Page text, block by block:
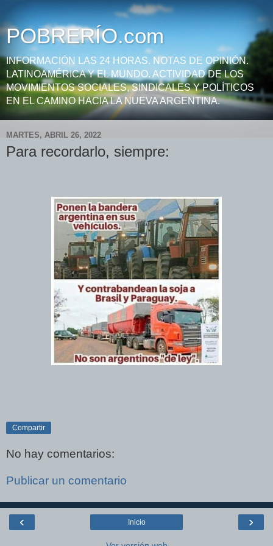
POBRERÍO.com
INFORMACIÓN LAS 24 HORAS. NOTAS DE OPINIÓN.
LATINOAMÉRICA Y EL MUNDO. ACTIVIDAD DE LOS
MOVIMIENTOS SOCIALES, SINDICALES Y POLÍTICOS
EN EL CAMINO HACIA LA NUEVA ARGENTINA.
MARTES, ABRIL 26, 2022
Para recordarlo, siempre:
Compartir
No hay comentarios:
Publicar un comentario
‹ ›
Inicio